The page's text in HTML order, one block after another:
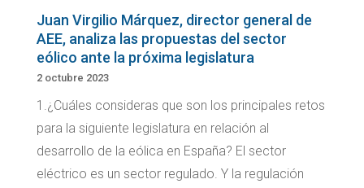
Juan Virgilio Márquez, director general de
AEE, analiza las propuestas del sector
eólico ante la próxima legislatura
2 octubre 2023
1.¿Cuáles consideras que son los principales retos
para la siguiente legislatura en relación al
desarrollo de la eólica en España? El sector
eléctrico es un sector regulado. Y la regulación